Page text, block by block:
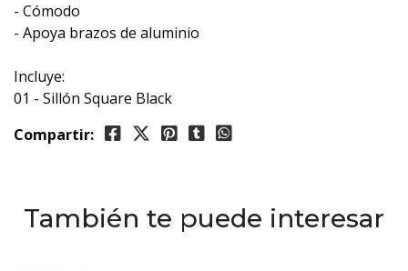
- Cómodo
- Apoya brazos de aluminio
Incluye:
01 - Sillón Square Black
Compartir:
También te puede interesar